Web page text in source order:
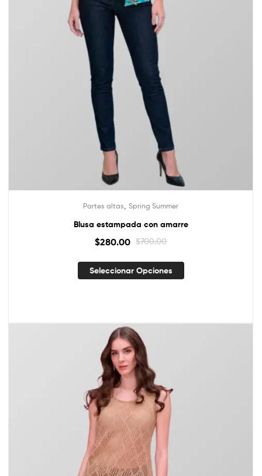
Partes altas Spring Summer
Blusa estampada con amarre
$700.00
$280.00
Seleccionar Opciones